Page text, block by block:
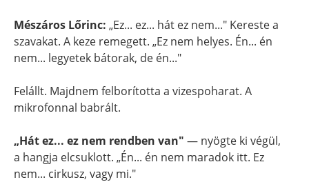
Mészáros Lőrinc: „Ez... ez... hát ez nem..." Kereste a
szavakat. A keze remegett. „Ez nem helyes. Én... én
nem... legyetek bátorak, de én..."
Felállt. Majdnem felborította a vizespoharat. A
mikrofonnal babrált.
„Hát ez... ez nem rendben van" — nyögte ki végül,
a hangja elcsuklott. „Én... én nem maradok itt. Ez
nem... cirkusz, vagy mi."